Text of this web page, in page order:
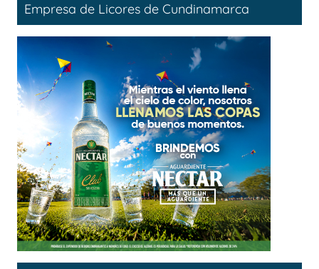
Empresa de Licores de Cundinamarca